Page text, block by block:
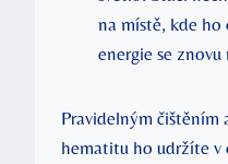
na místě, kde ho
energie se znovu
Pravidelným čištěním
hematitu ho udržíte v